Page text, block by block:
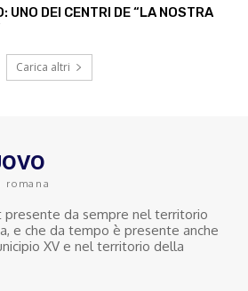
UNO DEI CENTRI DE “LA NOSTRA
Carica altri
romana
presente da sempre nel territorio
e che da tempo è presente anche
XV e nel territorio della